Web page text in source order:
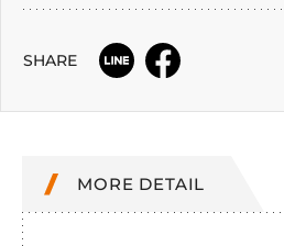
SHARE
MORE DETAIL